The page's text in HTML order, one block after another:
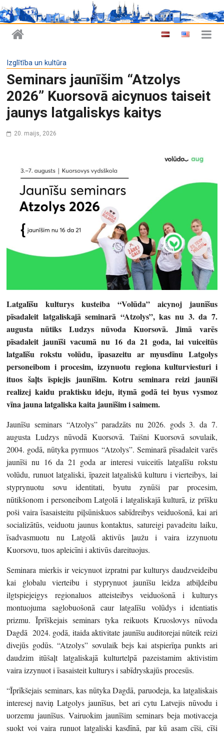
Izglītība un kultūra
Seminars jaunīšim “Atzolys
2026” Kuorsovā aicynuos taiseit
jaunys latgaliskys kaitys
20. maijs, 2026
Latgalīšu kulturys kusteiba “Volūda” aicynoj jaunīšus
pīsadaleit latgaliskajā seminarā “Atzolys”, kas nu 3. da 7.
augusta nūtiks Ludzys nūvoda Kuorsovā. Jimā varēs
pīsadaleit jaunīši vacumā nu 16 da 21 goda, lai vuiceitūs
latgalīšu rokstu volūdu, īpasazeitu ar myusdīnu Latgolys
personeibom i procesim, izzynuotu regiona kulturviesturi i
ituos šaļts īspiejis jaunīšim. Kotru seminara reizi jaunīši
realizej kaidu praktisku ideju, itymā godā tei byus vysmoz
vīna jauna latgaliska kaita jaunīšim i saimem.
Jaunīšu seminars “Atzolys” paradzāts nu 2026. gods 3. da 7.
augusta Ludzys nūvodā Kuorsovā. Taišni Kuorsovā sovulaik,
2004. godā, nūtyka pyrmuos “Atzolys”. Seminarā pīsadaleit varēs
jaunīši nu 16 da 21 goda ar interesi vuiceitīs latgalīšu rokstu
volūdu, runuot latgaliski, īpazeit latgaliskū kulturu i vierteibys, lai
styprynuotu sovu identitati, byutu zynūši par procesim,
nūtikšonom i personeibom Latgolā i latgaliskajā kulturā, iz prīšku
poši vaira īsasaisteitu piļsūniskuos sabīdreibys veiduošonā, kai ari
socializātūs, veiduotu jaunus kontaktus, satureigi pavadeitu laiku,
īsadvasmuotu nu Latgolā aktivūs ļaužu i vaira izzynuotu
Kuorsovu, tuos apleicīni i aktivūs dareituojus.
Seminara mierkis ir veicynuot izpratni par kulturys daudzveideibu
kai globalu vierteibu i styprynuot jaunīšu leidza atbiļdeibu
ilgtspiejeigys regionaluos atteisteibys veiduošonā i kulturys
montuojuma saglobuošonā caur latgalīšu volūdys i identiatis
prizmu. Īprīškejais seminars tyka reikuots Kruoslovys nūvoda
Dagdā 2024. godā, itaida aktivitate jaunīšu auditorejai nūteik reizi
divejūs godūs. “Atzolys” sovulaik bejs kai atspierīņa punkts ari
daudzim itūšaļt latgaliskajā kulturtelpā pazeistamim aktivistim
vaira izzynuot i īsasaisteit kulturys i sabīdryskajūs procesūs.
“Īprīkšejais seminars, kas nūtyka Dagdā, paruodeja, ka latgaliskais
interesej naviņ Latgolys jaunīšus, bet ari cytu Latvejis nūvodu i
uorzemu jaunīšus. Vairuokim jaunīšim seminars beja motivaceja
suokt voi vaira runuot latgaliski kasdīnā, par kū asam cīši, cīši